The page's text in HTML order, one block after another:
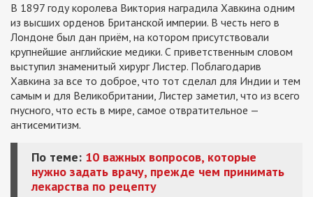
В 1897 году королева Виктория наградила Хавкина одним
из высших орденов Британской империи. В честь него в
Лондоне был дан приём, на котором присутствовали
крупнейшие английские медики. С приветственным словом
выступил знаменитый хирург Листер. Поблагодарив
Хавкина за все то доброе, что тот сделал для Индии и тем
самым и для Великобритании, Листер заметил, что из всего
гнусного, что есть в мире, самое отвратительное —
антисемитизм.
По теме: 10 важных вопросов, которые
нужно задать врачу, прежде чем принимать
лекарства по рецепту